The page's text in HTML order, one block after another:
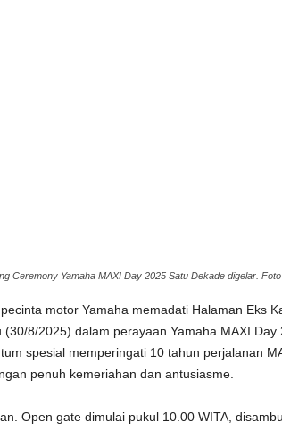
Ceremony Yamaha MAXI Day 2025 Satu Dekade digelar.
motor Yamaha memadati Halaman Eks
8/2025) dalam perayaan Yamaha MAXI Day
spesial memperingati 10 tahun perjalanan
penuh kemeriahan dan antusiasme.
Open gate dimulai pukul 10.00 WITA,